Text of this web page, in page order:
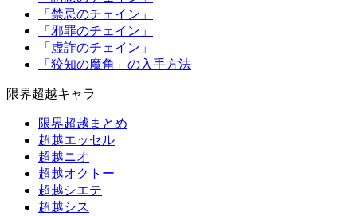
「禁忌のチェイン」
「邪罪のチェイン」
「虚詐のチェイン」
「狡知の魔角」の入手方法
限界超越キャラ
限界超越まとめ
超越エッセル
超越ニオ
超越オクトー
超越シエテ
超越シス